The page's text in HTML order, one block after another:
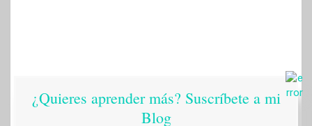
¿Quieres aprender más? Suscríbete a mi
Blog